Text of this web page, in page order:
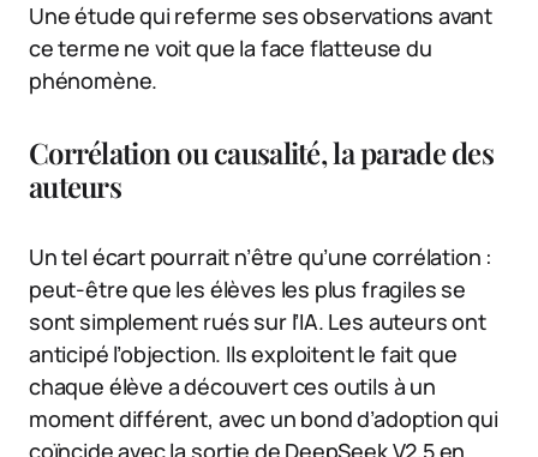
Une étude qui referme ses observations avant
ce terme ne voit que la face flatteuse du
phénomène.
Corrélation ou causalité, la parade des
auteurs
Un tel écart pourrait n’être qu’une corrélation :
peut-être que les élèves les plus fragiles se
sont simplement rués sur l’IA. Les auteurs ont
anticipé l’objection. Ils exploitent le fait que
chaque élève a découvert ces outils à un
moment différent, avec un bond d’adoption qui